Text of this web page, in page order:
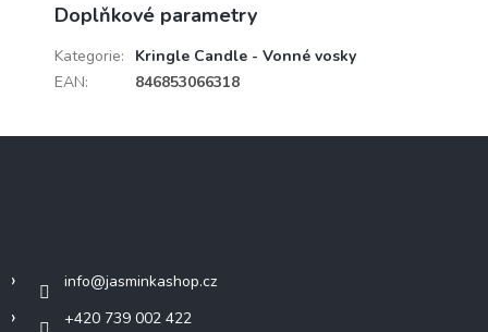
Doplňkové parametry
Kategorie:
Kringle Candle - Vonné vosky
EAN: 846853066318
info@jasminkashop.cz
+420 739 002 422